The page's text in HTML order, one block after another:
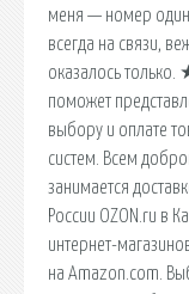
меня — номер один
всегда на связи,
оказалось
поможет
выбору и оплате
систем. Всем
занимается
России OZON.ru в
интернет-
на Amazon.com.